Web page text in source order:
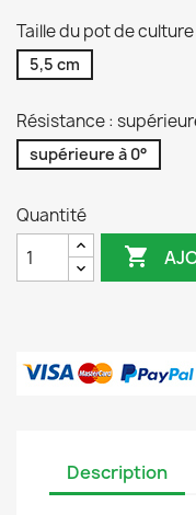
Taille du pot de
5,5 cm
Résistance :
supérieure à 0°
Quantité

Description